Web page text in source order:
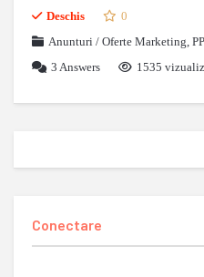
Deschis
0
Anunturi / Oferte Marketing,
3 Answers 1535
Conectare